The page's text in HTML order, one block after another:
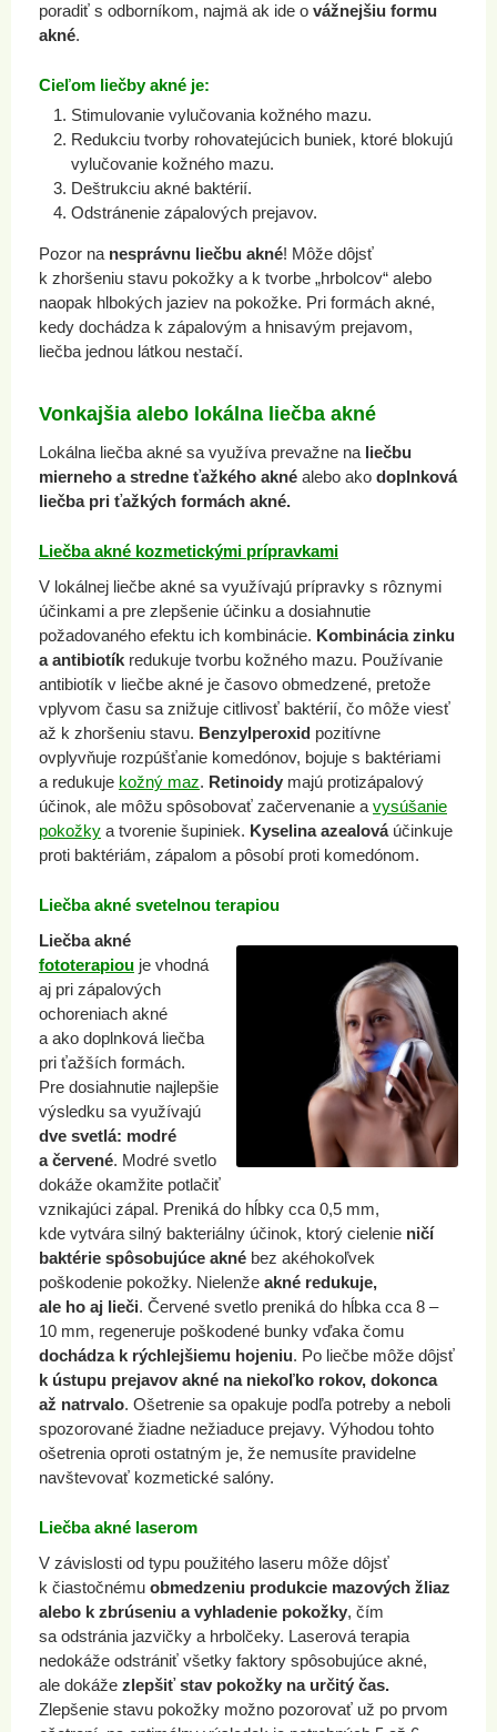
poradiť s odborníkom, najmä ak ide o vážnejšiu formu
akné.
Cieľom liečby akné je:
Stimulovanie vylučovania kožného mazu.
Redukciu tvorby rohovatejúcich buniek, ktoré blokujú
vylučovanie kožného mazu.
Deštrukciu akné baktérií.
Odstránenie zápalových prejavov.
Pozor na nesprávnu liečbu akné! Môže dôjsť
k zhoršeniu stavu pokožky a k tvorbe „hrbolcov“ alebo
naopak hlbokých jaziev na pokožke. Pri formách akné,
kedy dochádza k zápalovým a hnisavým prejavom,
liečba jednou látkou nestačí.
Vonkajšia alebo lokálna liečba akné
Lokálna liečba akné sa využíva prevažne na liečbu
mierneho a stredne ťažkého akné alebo ako doplnková
liečba pri ťažkých formách akné.
Liečba akné kozmetickými prípravkami
V lokálnej liečbe akné sa využívajú prípravky s rôznymi
účinkami a pre zlepšenie účinku a dosiahnutie
požadovaného efektu ich kombinácie. Kombinácia zinku
a antibiotík redukuje tvorbu kožného mazu. Používanie
antibiotík v liečbe akné je časovo obmedzené, pretože
vplyvom času sa znižuje citlivosť baktérií, čo môže viesť
až k zhoršeniu stavu. Benzylperoxid pozitívne
ovplyvňuje rozpúšťanie komedónov, bojuje s baktériami
a redukuje kožný maz. Retinoidy majú protizápalový
účinok, ale môžu spôsobovať začervenanie a vysúšanie
pokožky a tvorenie šupiniek. Kyselina azealová účinkuje
proti baktériám, zápalom a pôsobí proti komedónom.
Liečba akné svetelnou terapiou
Liečba akné
fototerapiou je vhodná
aj pri zápalových
ochoreniach akné
a ako doplnková liečba
pri ťažších formách.
Pre dosiahnutie najlepšie
výsledku sa využívajú
dve svetlá: modré
a červené. Modré svetlo
dokáže okamžite potlačiť
vznikajúci zápal. Preniká do hĺbky cca 0,5 mm,
kde vytvára silný bakteriálny účinok, ktorý cielenie ničí
baktérie spôsobujúce akné bez akéhokoľvek
poškodenie pokožky. Nielenže akné redukuje,
ale ho aj lieči. Červené svetlo preniká do hĺbka cca 8 –
10 mm, regeneruje poškodené bunky vďaka čomu
dochádza k rýchlejšiemu hojeniu. Po liečbe môže dôjsť
k ústupu prejavov akné na niekoľko rokov, dokonca
až natrvalo. Ošetrenie sa opakuje podľa potreby a neboli
spozorované žiadne nežiaduce prejavy. Výhodou tohto
ošetrenia oproti ostatným je, že nemusíte pravidelne
navštevovať kozmetické salóny.
Liečba akné laserom
V závislosti od typu použitého laseru môže dôjsť
k čiastočnému obmedzeniu produkcie mazových žliaz
alebo k zbrúseniu a vyhladenie pokožky, čím
sa odstránia jazvičky a hrbolčeky. Laserová terapia
nedokáže odstrániť všetky faktory spôsobujúce akné,
ale dokáže zlepšiť stav pokožky na určitý čas.
Zlepšenie stavu pokožky možno pozorovať už po prvom